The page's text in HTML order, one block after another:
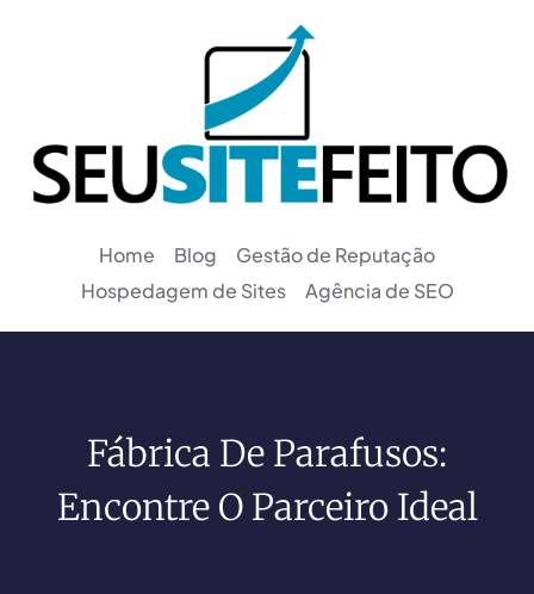
Home Blog
Gestão de Reputação
Hospedagem de Sites
Agência de SEO
Fábrica De Parafusos:
Encontre O Parceiro Ideal